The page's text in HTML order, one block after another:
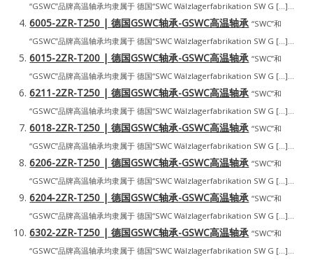
“GSWC”品牌高温轴承均隶属于 德国“SWC Wälzlagerfabrikation SW G […]...
6005-2ZR-T250 | 德国GSWC轴承-GSWC高温轴承 “SWC”和
“GSWC”品牌高温轴承均隶属于 德国“SWC Wälzlagerfabrikation SW G […]...
6015-2ZR-T200 | 德国GSWC轴承-GSWC高温轴承 “SWC”和
“GSWC”品牌高温轴承均隶属于 德国“SWC Wälzlagerfabrikation SW G […]...
6211-2ZR-T250 | 德国GSWC轴承-GSWC高温轴承 “SWC”和
“GSWC”品牌高温轴承均隶属于 德国“SWC Wälzlagerfabrikation SW G […]...
6018-2ZR-T250 | 德国GSWC轴承-GSWC高温轴承 “SWC”和
“GSWC”品牌高温轴承均隶属于 德国“SWC Wälzlagerfabrikation SW G […]...
6206-2ZR-T250 | 德国GSWC轴承-GSWC高温轴承 “SWC”和
“GSWC”品牌高温轴承均隶属于 德国“SWC Wälzlagerfabrikation SW G […]...
6204-2ZR-T250 | 德国GSWC轴承-GSWC高温轴承 “SWC”和
“GSWC”品牌高温轴承均隶属于 德国“SWC Wälzlagerfabrikation SW G […]...
6302-2ZR-T250 | 德国GSWC轴承-GSWC高温轴承 “SWC”和
“GSWC”品牌高温轴承均隶属于 德国“SWC Wälzlagerfabrikation SW G […]...